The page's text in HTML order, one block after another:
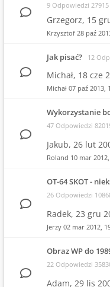
9 Odpowiedzi 27915
Grzegorz, 15
Krzysztof 28 paź
Jak pisać? 12
Michał, 18 cze
Michał 07 paź 2013,
Wykorzystanie
47 Odpowiedzi
Jakub, 26 lut
Roland 10 mar
OT-64 SKOT -
26 Odpowiedzi
Radek, 23 gru
Jerzy 02 mar 2012,
Obraz WP do
22 Odpowiedzi
Adam, 29 lis